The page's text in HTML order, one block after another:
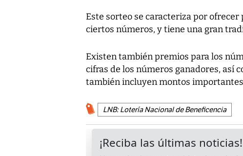
Este sorteo se caracteriza por
ciertos números, y tiene una gran
Existen también premios para los
cifras de los números ganadores, así
también incluyen montos
LNB: Lotería Nacional de Beneficencia